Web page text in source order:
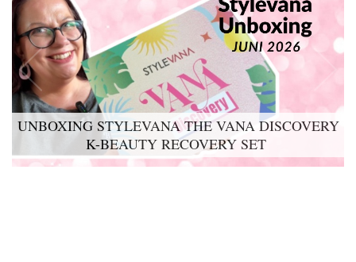
UNBOXING STYLEVANA THE VANA DISCOVERY
K-BEAUTY RECOVERY SET